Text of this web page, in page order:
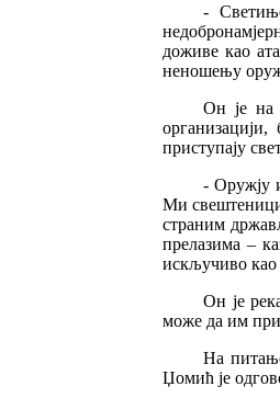
-
доживе као
неношењу
Он је на
приступају
- Оружју
Ми
страним
прелазима –
искључиво као
Он је
може да им
На
Џомић је